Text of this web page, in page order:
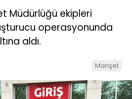
Müdürlüğü ekipleri
operasyonunda
aldı.
Manşet